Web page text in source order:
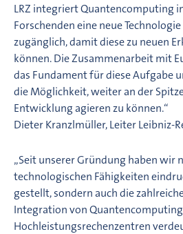
LRZ integriert Quantencomputing
Forschenden eine neue
zugänglich, damit diese zu neuen
können. Die Zusammenarbeit mit
das Fundament für diese Aufgabe
die Möglichkeit, weiter an der
Entwicklung agieren zu können.“
Dieter Kranzlmüller, Leiter Leibniz-
„Seit unserer Gründung haben wir
technologischen Fähigkeiten
gestellt, sondern auch die
Integration von
Hochleistungsrechenzentren